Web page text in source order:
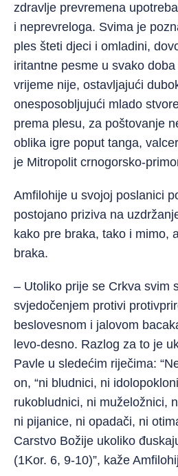
zdravlje prevremena
i neprevreloga. Svima je
ples šteti djeci i omladini,
iritantne pesme u svako
vrijeme nije, ostavljajući
onesposobljujući mlado
prema plesu, za poštovanje
oblika igre poput tanga,
je Mitropolit crnogorsko-
Amfilohije u svojoj poslanici
postojano priziva na
kako pre braka, tako i mimo,
braka.
– Utoliko prije se Crkva svim
svjedočenjem protivi
beslovesnom i jalovom
levo-desno. Razlog za to je
Pavle u sledećim riječima:
on, “ni bludnici, ni
rukobludnici, ni muželožnici,
ni pijanice, ni opadači, ni
Carstvo Božije ukoliko
(1Kor. 6, 9-10)”, kaže